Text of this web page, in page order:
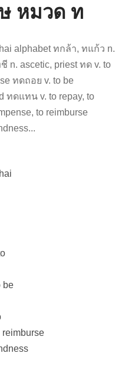
หมวด ท
alphabet ทกล้า, ทแก้ว n.
n. ascetic, priest ทด v. to
ทดถอย v. to be
ทดแทน v. to repay, to
to reimburse
be
reimburse